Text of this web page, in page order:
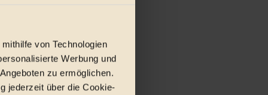
von Technologien
Werbung und
zu ermöglichen.
jederzeit über die Cookie-